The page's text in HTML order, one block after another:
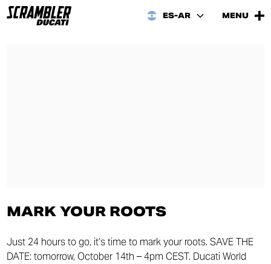
ES-AR MENU
MARK YOUR ROOTS
Just 24 hours to go, it’s time to mark your roots. SAVE THE
DATE: tomorrow, October 14th – 4pm CEST. Ducati World